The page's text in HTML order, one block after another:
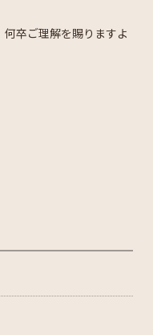
卒ご理解を賜りますよ